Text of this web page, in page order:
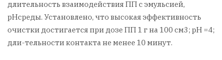
длительность взаимодействия ПП с эмульсией,
pHсреды. Установлено, что высокая эффективность
очистки достигается при дозе ПП 1 г на 100 см3; pH =4;
дли-тельности контакта не менее 10 минут.